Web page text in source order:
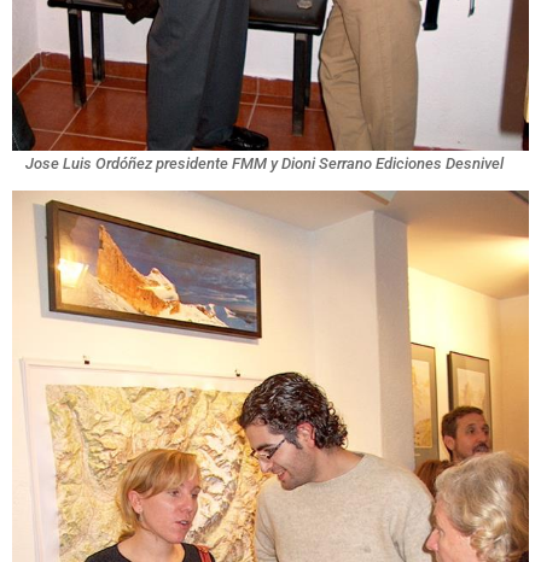
Jose Luis Ordóñez presidente FMM y Dioni Serrano Ediciones Desnivel